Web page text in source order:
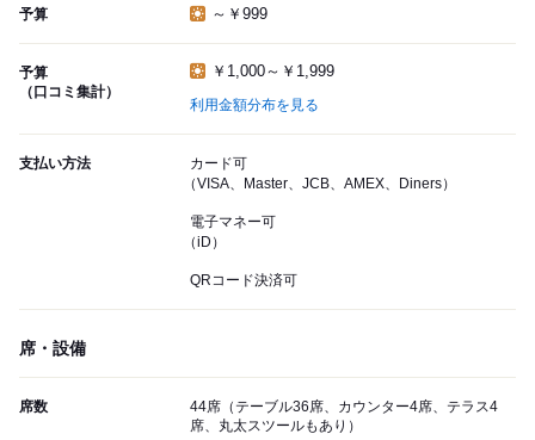
予算 ～￥999
予算
（口コミ集計）
￥1,000～￥1,999
利用金額分布を見る
支払い方法
カード可
（VISA、Master、JCB、AMEX、Diners）
電子マネー可
（iD）
QRコード決済可
席・設備
席数
44席（テーブル36席、カウンター4席、テラス4
席、丸太スツールもあり）